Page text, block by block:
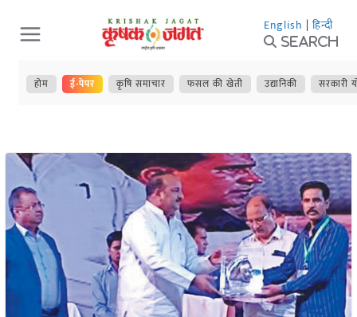
Skip
to
content
English | हिन्दी
Search
होम ई-पेपर कृषि समाचार फसल की खेती उद्यानिकी सरकारी